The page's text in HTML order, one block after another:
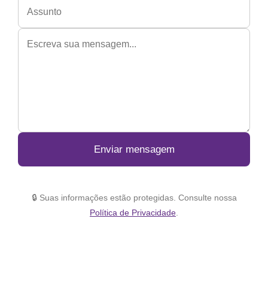
Enviar mensagem
🔒 Suas informações estão protegidas. Consulte nossa
Política de Privacidade